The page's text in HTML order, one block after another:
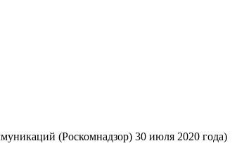
(Роскомнадзор) 30 июля 2020 года)